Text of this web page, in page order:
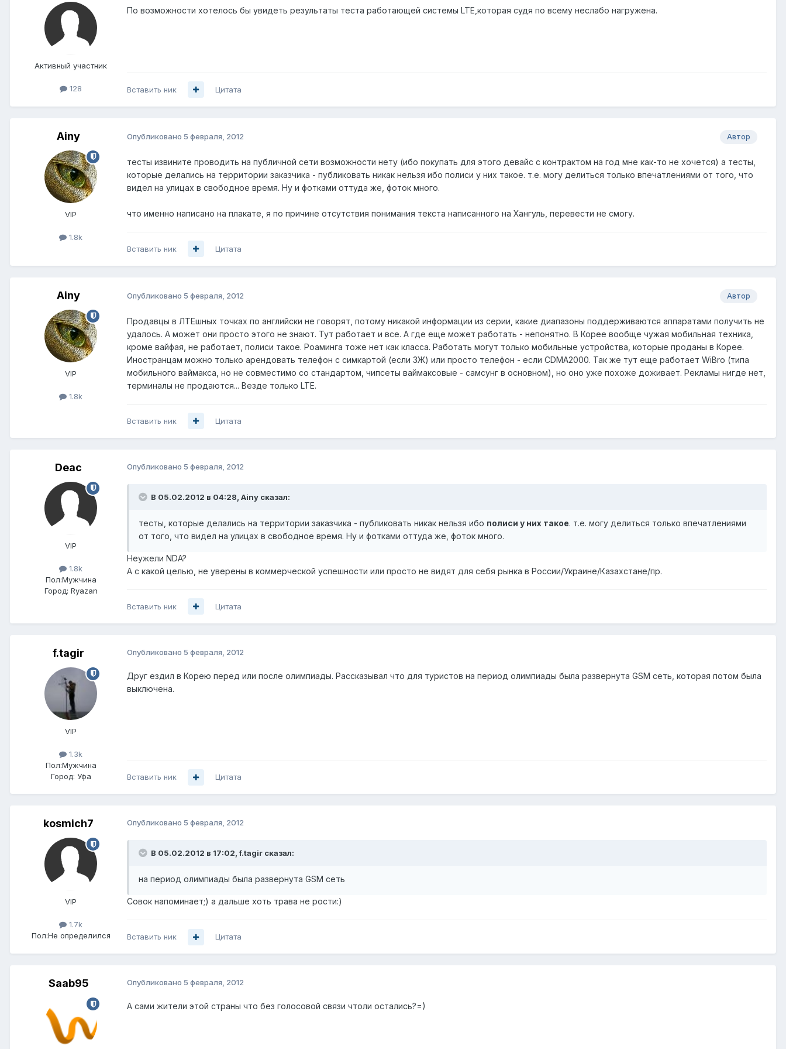
Активный участник
128
По возможности хотелось бы увидеть результаты теста работающей системы LTE,которая судя по всему неслабо нагружена.
Вставить ник Цитата
Ainy
VIP
1.8k
Автор
Опубликовано 5 февраля, 2012
тесты извините проводить на публичной сети возможности нету (ибо покупать для этого девайс с контрактом на год мне как-то не хочется) а тесты,
которые делались на территории заказчика - публиковать никак нельзя ибо полиси у них такое. т.е. могу делиться только впечатлениями от того, что
видел на улицах в свободное время. Ну и фотками оттуда же, фоток много.
что именно написано на плакате, я по причине отсутствия понимания текста написанного на Хангуль, перевести не смогу.
Вставить ник Цитата
Ainy
VIP
1.8k
Автор
Опубликовано 5 февраля, 2012
Продавцы в ЛТЕшных точках по английски не говорят, потому никакой информации из серии, какие диапазоны поддерживаются аппаратами получить не
удалось. А может они просто этого не знают. Тут работает и все. А где еще может работать - непонятно. В Корее вообще чужая мобильная техника,
кроме вайфая, не работает, полиси такое. Роаминга тоже нет как класса. Работать могут только мобильные устройства, которые проданы в Корее.
Иностранцам можно только арендовать телефон с симкартой (если 3Ж) или просто телефон - если CDMA2000. Так же тут еще работает WiBro (типа
мобильного ваймакса, но не совместимо со стандартом, чипсеты ваймаксовые - самсунг в основном), но оно уже похоже доживает. Рекламы нигде нет,
терминалы не продаются... Везде только LTE.
Вставить ник Цитата
Deac
VIP
1.8k
Пол:Мужчина
Город: Ryazan
Опубликовано 5 февраля, 2012
В 05.02.2012 в 04:28, Ainy сказал:
тесты, которые делались на территории заказчика - публиковать никак нельзя ибо полиси у них такое. т.е. могу делиться только впечатлениями
от того, что видел на улицах в свободное время. Ну и фотками оттуда же, фоток много.
Неужели NDA?
А с какой целью, не уверены в коммерческой успешности или просто не видят для себя рынка в России/Украине/Казахстане/пр.
Вставить ник Цитата
f.tagir
VIP
1.3k
Пол:Мужчина
Город: Уфа
Опубликовано 5 февраля, 2012
Друг ездил в Корею перед или после олимпиады. Рассказывал что для туристов на период олимпиады была развернута GSM сеть, которая потом была
выключена.
Вставить ник Цитата
kosmich7
VIP
1.7k
Пол:Не определился
Опубликовано 5 февраля, 2012
В 05.02.2012 в 17:02, f.tagir сказал:
на период олимпиады была развернута GSM сеть
Совок напоминает;) а дальше хоть трава не рости:)
Вставить ник Цитата
Saab95 Опубликовано 5 февраля, 2012
А сами жители этой страны что без голосовой связи чтоли остались?=)